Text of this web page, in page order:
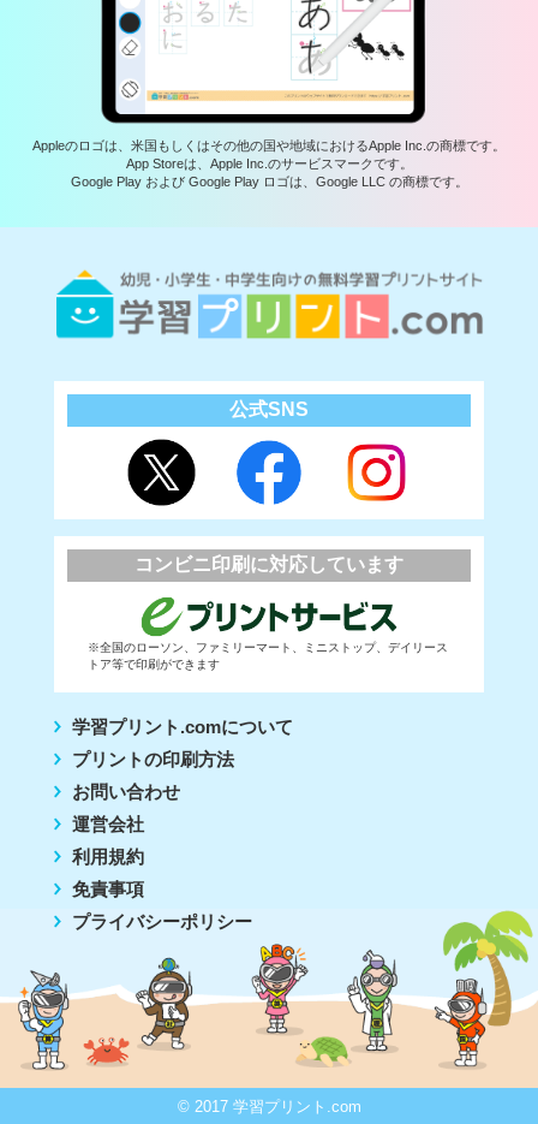
Appleのロゴは、米国もしくはその他の国や地域におけるApple Inc.の商標です。
App Storeは、Apple Inc.のサービスマークです。
Google Play および Google Play ロゴは、Google LLC の商標です。
公式SNS
コンビニ印刷に対応しています
※全国のローソン、ファミリーマート、ミニストップ、デイリース
トア等で印刷ができます
学習プリント.comについて
プリントの印刷方法
お問い合わせ
運営会社
利用規約
免責事項
プライバシーポリシー
© 2017 学習プリント.com